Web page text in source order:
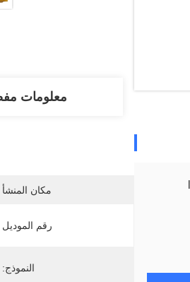
معلومات
مكان المنشأ
رقم الموديل
النموذج: